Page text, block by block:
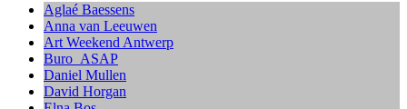
Aglaé Baessens
Anna van Leeuwen
Art Weekend Antwerp
Buro_ASAP
Daniel Mullen
David Horgan